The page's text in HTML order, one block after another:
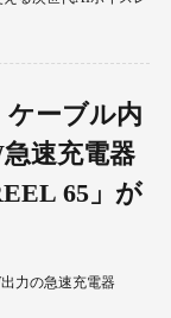
ケーブル内
速充電器
65」が
力の急速充電器